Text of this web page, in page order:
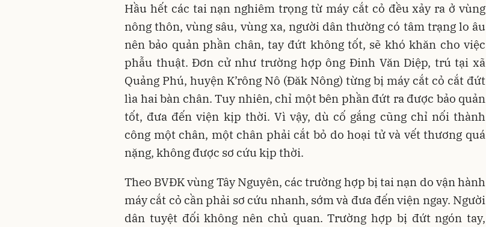
Hầu hết các tai nạn nghiêm trọng từ máy cắt cỏ đều xảy ra ở vùng
nông thôn, vùng sâu, vùng xa, người dân thường có tâm trạng lo âu
nên bảo quản phần chân, tay đứt không tốt, sẽ khó khăn cho việc
phẫu thuật. Đơn cử như trường hợp ông Đinh Văn Diệp, trú tại xã
Quảng Phú, huyện K’rông Nô (Đăk Nông) từng bị máy cắt cỏ cắt đứt
lìa hai bàn chân. Tuy nhiên, chỉ một bên phần đứt ra được bảo quản
tốt, đưa đến viện kịp thời. Vì vậy, dù cố gắng cũng chỉ nối thành
công một chân, một chân phải cắt bỏ do hoại tử và vết thương quá
nặng, không được sơ cứu kịp thời.
Theo BVĐK vùng Tây Nguyên, các trường hợp bị tai nạn do vận hành
máy cắt cỏ cần phải sơ cứu nhanh, sớm và đưa đến viện ngay. Người
dân tuyệt đối không nên chủ quan. Trường hợp bị đứt ngón tay,